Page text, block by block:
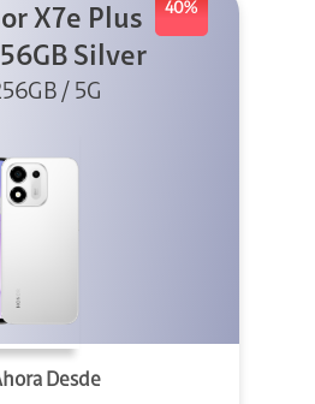
40%
X7e Plus
Silver
/ 5G
Desde